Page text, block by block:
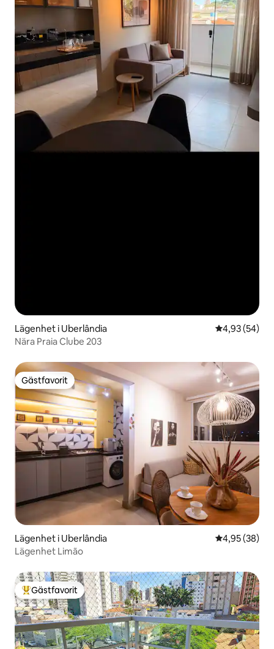
Lägenhet i Uberlândia 4,93 av 5 i
4,93 (54)
Nära Praia Clube 203
Gästfavorit
Gästfavorit
Lägenhet i Uberlândia 4,95 av 5 i
4,95 (38)
Lägenhet Limão
Populär gästfavorit
Gästfavorit